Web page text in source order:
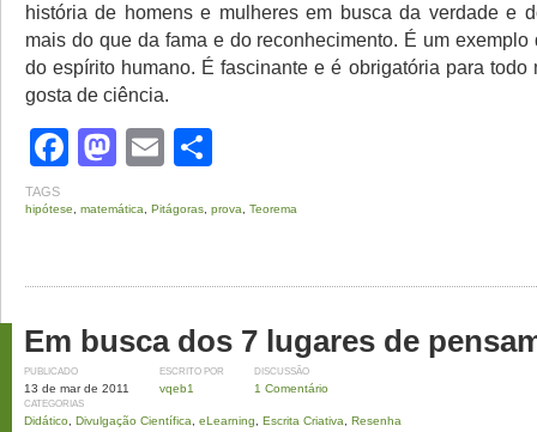
história de homens e mulheres em busca da verdade e
mais do que da fama e do reconhecimento. É um exemplo
do espírito humano. É fascinante e é obrigatória para todo
gosta de ciência.
Facebook
Mastodon
Email
TAGS
hipótese matemática Pitágoras prova Teorema
Em busca dos 7 lugares de
PUBLICADO
13 de mar de 2011
ESCRITO POR
vqeb1
DISCUSSÃO
1 Comentário
CATEGORIAS
Didático Divulgação Científica eLearning Escrita Criativa Resenha